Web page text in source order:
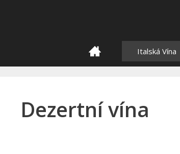
HOME Italská Vína
Dezertní vína